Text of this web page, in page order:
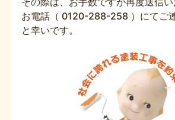
お電話（ 0120-288-258 ）にてご
と幸いです。